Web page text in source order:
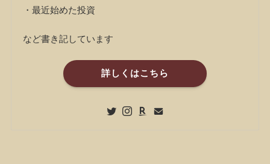
・最近始めた投資
など書き記しています
詳しくはこちら